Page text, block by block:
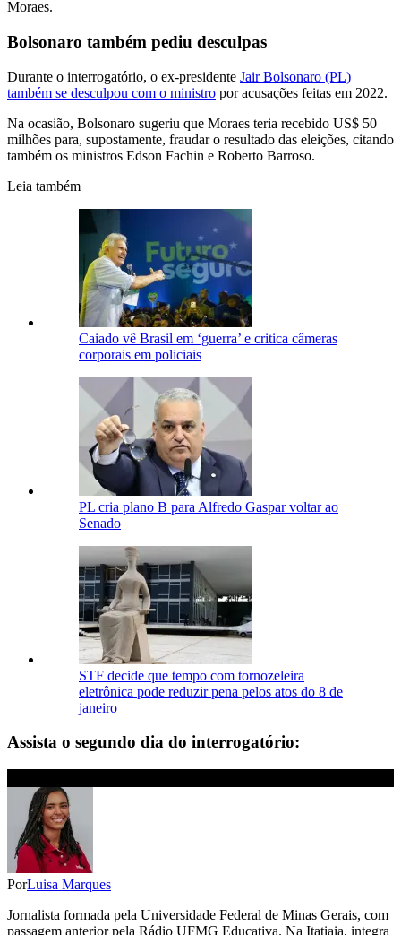
Moraes.
Bolsonaro também pediu desculpas
Durante o interrogatório, o ex-presidente Jair Bolsonaro (PL)
também se desculpou com o ministro por acusações feitas em 2022.
Na ocasião, Bolsonaro sugeriu que Moraes teria recebido US$ 50
milhões para, supostamente, fraudar o resultado das eleições, citando
também os ministros Edson Fachin e Roberto Barroso.
Leia também
Caiado vê Brasil em ‘guerra’ e critica câmeras
corporais em policiais
PL cria plano B para Alfredo Gaspar voltar ao
Senado
STF decide que tempo com tornozeleira
eletrônica pode reduzir pena pelos atos do 8 de
janeiro
Assista o segundo dia do interrogatório:
PorLuisa Marques
Jornalista formada pela Universidade Federal de Minas Gerais, com
passagem anterior pela Rádio UFMG Educativa. Na Itatiaia, integra